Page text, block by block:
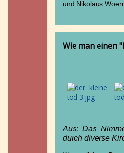
und Nikolaus
Wie man einen
Aus: Das
durch diverse